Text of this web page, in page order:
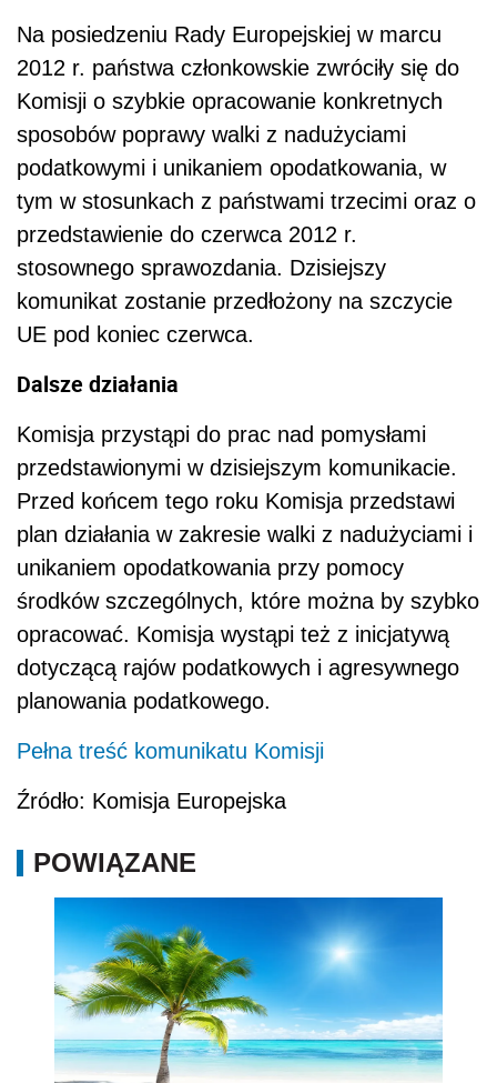
Na posiedzeniu Rady Europejskiej w marcu
2012 r. państwa członkowskie zwróciły się do
Komisji o szybkie opracowanie konkretnych
sposobów poprawy walki z nadużyciami
podatkowymi i unikaniem opodatkowania, w
tym w stosunkach z państwami trzecimi oraz o
przedstawienie do czerwca 2012 r.
stosownego sprawozdania. Dzisiejszy
komunikat zostanie przedłożony na szczycie
UE pod koniec czerwca.
Dalsze działania
Komisja przystąpi do prac nad pomysłami
przedstawionymi w dzisiejszym komunikacie.
Przed końcem tego roku Komisja przedstawi
plan działania w zakresie walki z nadużyciami i
unikaniem opodatkowania przy pomocy
środków szczególnych, które można by szybko
opracować. Komisja wystąpi też z inicjatywą
dotyczącą rajów podatkowych i agresywnego
planowania podatkowego.
Pełna treść komunikatu Komisji
Źródło: Komisja Europejska
POWIĄZANE